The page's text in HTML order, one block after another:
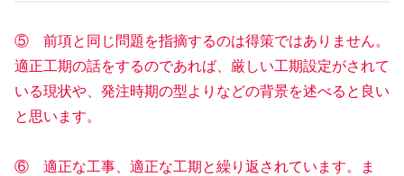
⑤ 前項と同じ問題を指摘するのは得策ではありません。
適正工期の話をするのであれば、厳しい工期設定がされて
いる現状や、発注時期の型よりなどの背景を述べると良い
と思います。
⑥ 適正な工事、適正な工期と繰り返されています。ま